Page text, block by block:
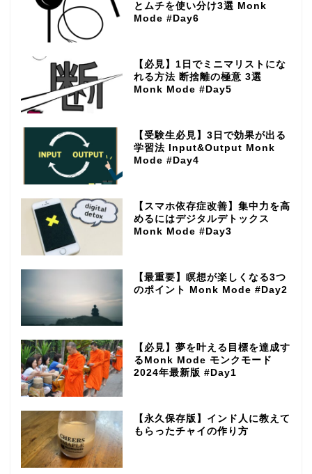
とムチを使い分け3選 Monk
Mode #Day6
【必見】1日でミニマリストにな
れる方法 断捨離の極意 3選
Monk Mode #Day5
【受験生必見】3日で効果が出る
学習法 Input&Output Monk
Mode #Day4
【スマホ依存症改善】集中力を高
めるにはデジタルデトックス
Monk Mode #Day3
【最重要】瞑想が楽しくなる3つ
のポイント Monk Mode #Day2
【必見】夢を叶える目標を達成す
るMonk Mode モンクモード
2024年最新版 #Day1
【永久保存版】インド人に教えて
もらったチャイの作り方